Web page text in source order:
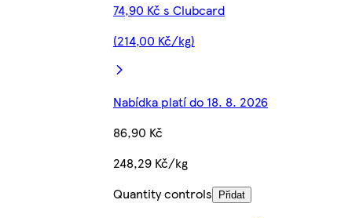
74,90 Kč s Clubcard
(214,00 Kč/kg)
Nabídka platí do 18. 8. 2026
86,90 Kč
248,29 Kč/kg
Quantity controls
Přidat